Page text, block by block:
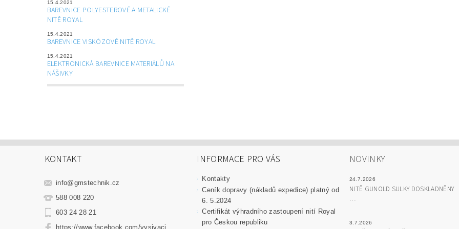
15.4.2021
BAREVNICE POLYESTEROVÉ A METALICKÉ
NITĚ ROYAL
15.4.2021
BAREVNICE VISKÓZOVÉ NITĚ ROYAL
15.4.2021
ELEKTRONICKÁ BAREVNICE MATERIÁLŮ NA
NÁŠIVKY
KONTAKT
info@gmstechnik.cz
588 008 220
603 24 28 21
https://www.facebook.com/vysivaci
INFORMACE PRO VÁS
Kontakty
Ceník dopravy (nákladů expedice) platný od
6. 5.2024
Certifikát výhradního zastoupení nití Royal
pro Českou republiku
NOVINKY
24.7.2026
NITĚ GUNOLD SULKY DOSKLADNĚNY
3.7.2026